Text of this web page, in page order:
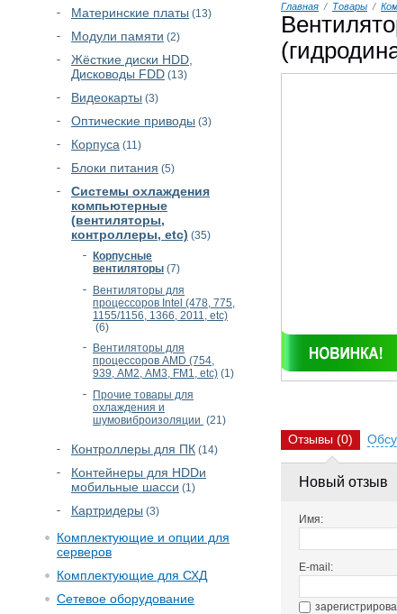
Материнские платы (13)
Модули памяти (2)
Жёсткие диски HDD,
Дисководы FDD (13)
Видеокарты (3)
Оптические приводы (3)
Корпуса (11)
Блоки питания (5)
Cистемы охлаждения
компьютерные
(вентиляторы,
контроллеры, etc) (35)
Корпусные
вентиляторы (7)
Вентиляторы для
процессоров Intel (478, 775,
1155/1156, 1366, 2011, etc)
(6)
Вентиляторы для
процессоров AMD (754,
939, АМ2, АМ3, FM1, etc) (1)
Прочие товары для
охлаждения и
шумовиброизоляции (21)
Контроллеры для ПК (14)
Контейнеры для HDDи
мобильные шасси (1)
Картридеры (3)
Комплектующие и опции для
серверов
Комплектующие для СХД
Сетевое оборудование
Главная / Товары /
Отзывы (0)
Новый отзыв
Имя:
E-mail: